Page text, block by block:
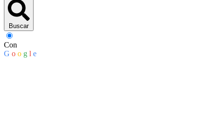
Buscar
Con
G o o g l e